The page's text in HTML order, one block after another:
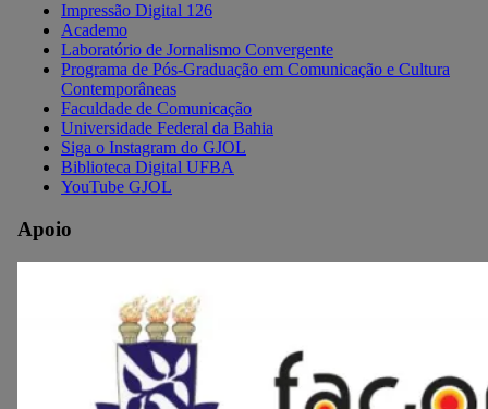
Impressão Digital 126
Academo
Laboratório de Jornalismo Convergente
Programa de Pós-Graduação em Comunicação e Cultura
Contemporâneas
Faculdade de Comunicação
Universidade Federal da Bahia
Siga o Instagram do GJOL
Biblioteca Digital UFBA
YouTube GJOL
Apoio